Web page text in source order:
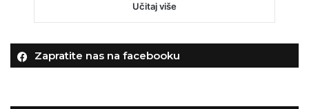
Učitaj više
Zapratite nas na facebooku